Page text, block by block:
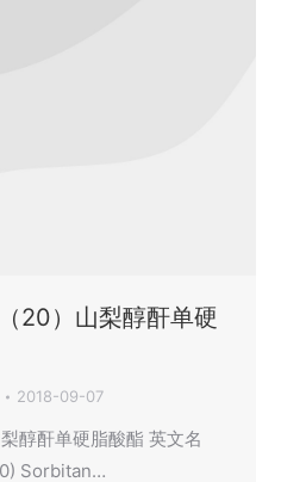
20）山梨醇酐单硬
2018-09-07
醇酐单硬脂酸酯 英文名
Sorbitan…